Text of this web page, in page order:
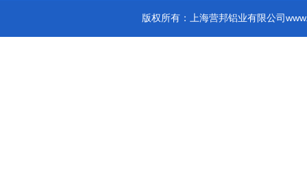
版权所有：上海营邦铝业有限公司